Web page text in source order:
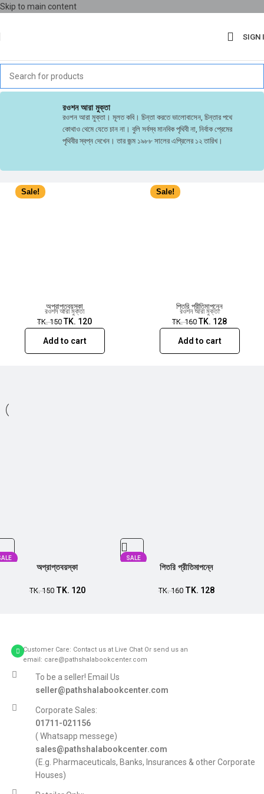
Skip to main content
SIGN
রওশন আরা মুক্তা
রওশন আরা মুক্তা। মূলত কবি। চিন্তা করতে ভালোবাসেন, চিন্তার পথে
কোথাও থেমে যেতে চান না। বুলি সর্বস্ব মানবিক পৃথিবী না, নির্বাক প্রেমের
পৃথিবীর স্বপ্ন দেখেন। তার জন্ম ১৯৮৮ সালের এপ্রিলের ১২ তারিখ।
Sale!
অপ্রাপ্তবয়স্কা
রওশন আরা মুক্তা
TK.150 TK. 120
Add to cart
Sale!
পিতরি প্রীতিমাপন্নে
রওশন আরা মুক্তা
TK.160 TK. 128
Add to cart
অপ্রাপ্তবয়স্কা
TK.150 TK. 120
SALE
পিতরি প্রীতিমাপন্নে
TK.160 TK. 128
Customer Care: Contact us at Live Chat Or send us an
email: care@pathshalabookcenter.com
To be a seller! Email Us
seller@pathshalabookcenter.com
Corporate Sales:
01711-021156
( Whatsapp messege)
sales@pathshalabookcenter.com
(E.g. Pharmaceuticals, Banks, Insurances & other Corporate
Houses)